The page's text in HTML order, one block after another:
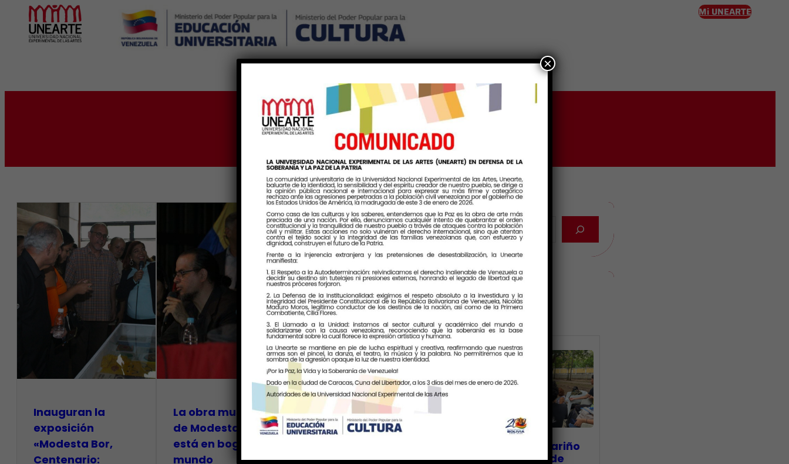
Mi UNEARTE
Ingreso
Etiqueta:CulturaYanomami
Inauguran la
exposición
«Modesta Bor,
Centenario:
La obra musical
de Modesta Bor
está en boga en el
mundo
Modesta: un
centenario que
memoria histórica
Últimas Noticias
CECA Santiago Mariño
impulsó jornada de
×